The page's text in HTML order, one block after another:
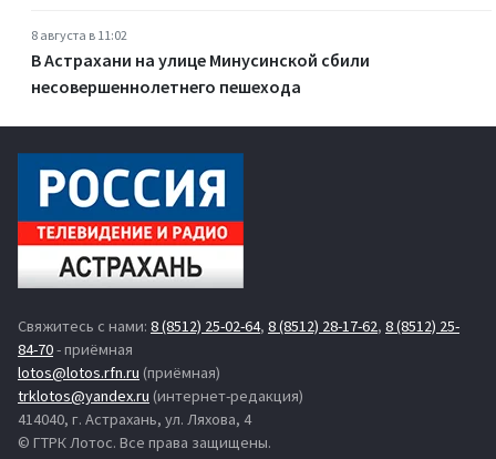
8 августа в 11:02
В Астрахани на улице Минусинской сбили
несовершеннолетнего пешехода
Свяжитесь с нами: 8 (8512) 25-02-64, 8 (8512) 28-17-62, 8 (8512) 25-
84-70- приёмная
lotos@lotos.rfn.ru (приёмная)
trklotos@yandex.ru (интернет-редакция)
414040, г. Астрахань, ул. Ляхова, 4
© ГТРК Лотос. Все права защищены.